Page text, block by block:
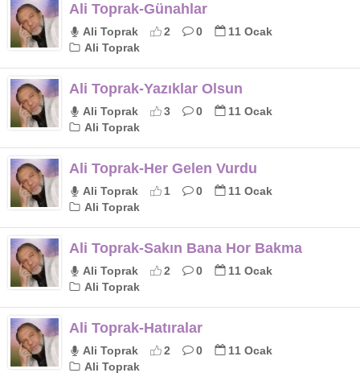
Ali Toprak-Günahlar
Ali Toprak 2 0
11 Ocak
Ali Toprak
Ali Toprak-Yazıklar Olsun
Ali Toprak 3 0
11 Ocak
Ali Toprak
Ali Toprak-Her Gelen Vurdu
Ali Toprak 1 0
11 Ocak
Ali Toprak
Ali Toprak-Sakın Bana Hor Bakma
Ali Toprak 2 0
11 Ocak
Ali Toprak
Ali Toprak-Hatıralar
Ali Toprak 2 0
11 Ocak
Ali Toprak